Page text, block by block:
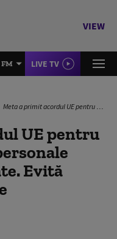
VIEW
LIVE TV
Meta a primit acordul UE pentru reducerea datelor personale folosite în publicitate. Evită astfel amenzi uriașe
UE pentru
Evită